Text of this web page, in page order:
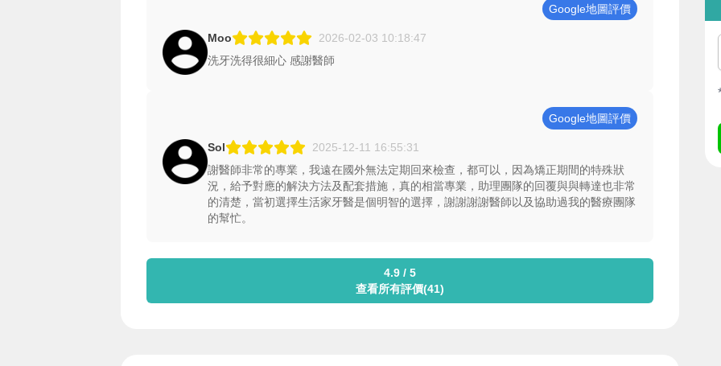
Google地圖評價
Moo
2026-02-03 10:18:47
洗牙洗得很細心 感謝醫師
Google地圖評價
Sol
2025-12-11 16:55:31
謝醫師非常的專業，我遠在國外無法定期回來檢查，都可以，因為矯正期間的特殊狀
況，給予對應的解決方法及配套措施，真的相當專業，助理團隊的回覆與與轉達也非常
的清楚，當初選擇生活家牙醫是個明智的選擇，謝謝謝謝醫師以及協助過我的醫療團隊
的幫忙。
4.9 / 5
查看所有評價(41)